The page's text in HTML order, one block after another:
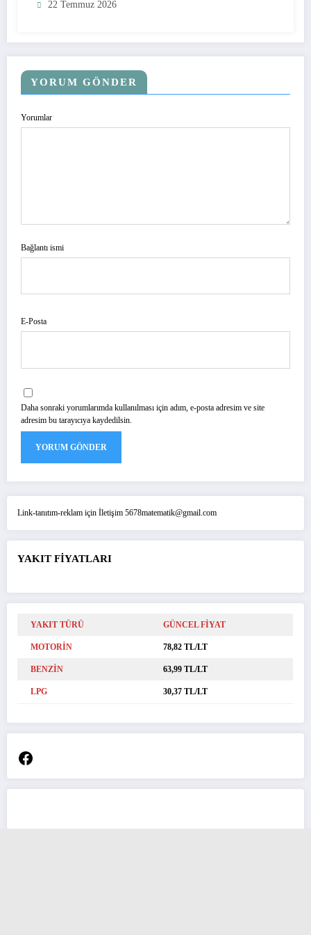
22 Temmuz 2026
YORUM GÖNDER
Yorumlar
Bağlantı ismi
E-Posta
Daha sonraki yorumlarımda kullanılması için adım, e-posta adresim ve site
adresim bu tarayıcıya kaydedilsin.
Link-tanıtım-reklam için İletişim 5678matematik@gmail.com
YAKIT FİYATLARI
YAKIT TÜRÜ GÜNCEL FİYAT
MOTORİN 78,82 TL/LT
BENZİN 63,99 TL/LT
LPG 30,37 TL/LT
Facebook